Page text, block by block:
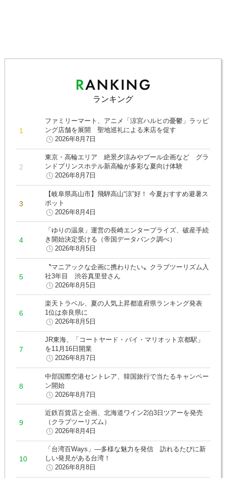
ランキング
ファミリーマート、アニメ「涼宮ハルヒの憂鬱」ラッピ
ング店舗を展開 聖地巡礼による来店を促す
2026年8月7日
東京・高輪エリア 絶景夕涼みやプール企画など グラ
ンドプリンスホテル新高輪が多彩な夏向け体験
2026年8月7日
【岐阜県高山市】飛騨高山“涼”好！ 今夏おすすめ避暑ス
ポット
2026年8月4日
「ゆりの温泉」運営の長崎エンタープライズ、破産手続
き開始決定受ける（帝国データバンク調べ）
2026年8月5日
〝マニアックな企画に携わりたい〟クラブツーリズム入
社3年目 渋谷真里登さん
2026年8月5日
楽天トラベル、夏の人気上昇都道府県ランキング発表
1位は奈良県に
2026年8月5日
JR東海、「コートヤード・バイ・マリオット京都駅」
を11月16日開業
2026年8月7日
中部国際空港セントレア、韓国旅行で当たるキャンペー
ン開始
2026年8月7日
近鉄百貨店と企画、北海道ワイン2泊3日ツアーを発売
（クラブツーリズム）
2026年8月4日
「台湾百Ways」―多様な魅力を発信 訪れるたびに新
しい発見がある台湾！
2026年8月8日